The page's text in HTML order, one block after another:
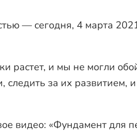
— сегодня, 4 марта
растет, и мы не могли
за их
видео: «Фундамент для